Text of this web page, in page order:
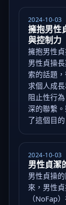
2024-10-03
擁抱男性
與控制力
擁抱男性
男性貞操
索的話題
求個人成
阻止性行
深的聯繫
了這個目
2024-10-03
男性貞潔
男性貞操
來，男性
（NoFap